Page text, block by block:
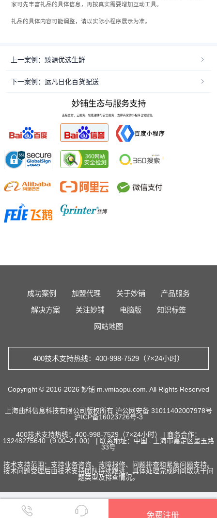
家可先丰富礼品的具体信息，再按真实需要增加互动工具。
礼品的具体内容可能调整，请以实际小程序展示为准。
上一案例：臻源优选生鲜
下一案例：运凡日化百货配送
妙铺生态与服务支持
连接支付、云服务、智能硬件与安全服务，支撑商家的小程序日常经营。
成功案例 加盟代理 关于妙铺
产品服务
解决方案
关注妙铺 电脑版
知识标签
网站地图
400技术支持热线：400-998-7529（7×24小时）
Copyright © 2016-2026 妙铺 m.vmiaopu.com. All Rights Reserved
上海曲科信息科技有限公司版权所有 沪公网安备 31011402007978号
沪ICP备16023726号-3
400技术支持热线：400-998-7529（7×24小时） | 商务合作：
13248275640（9:00–21:00） | 联系地址：中国 . 上海市嘉定区墨玉路
33号
技术支持范围：支持业务咨询、故障报修、问题排查和紧急问题支持。
技术问题受理后由技术支持团队持续跟进。具体处理完成时间取决于问
题类型及排查情况。
  免费注册